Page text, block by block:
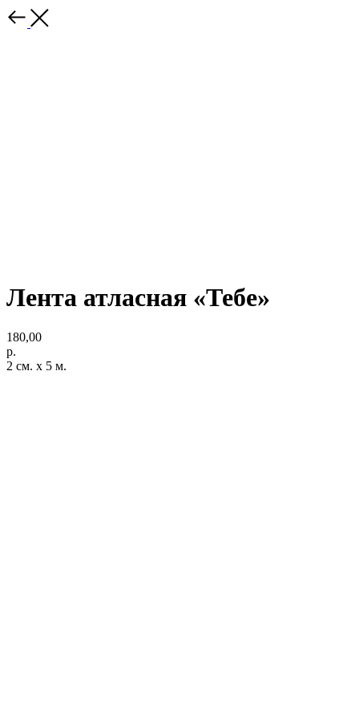
Лента атласная «Тебе»
180,00
р.
2 см. x 5 м.